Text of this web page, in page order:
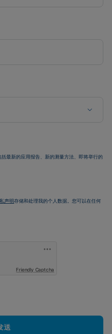
最新的应用报告、新的测量方法、即将举行的
声明存储和处理我的个人数据。您可以在任何
Friendly Captcha
送